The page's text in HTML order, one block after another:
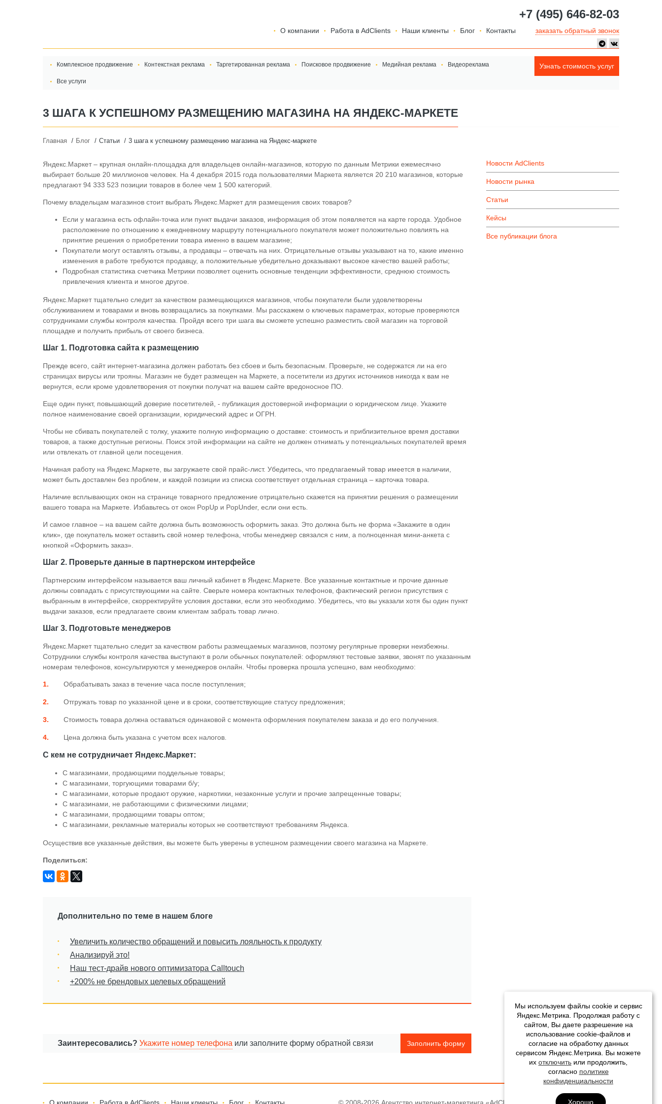
Мы используем файлы cookie и сервис
Яндекс.Метрика. Продолжая работу с
сайтом, Вы даете разрешение на
использование cookie-файлов и
согласие на обработку данных
сервисом Яндекс.Метрика. Вы можете
их отключить или продолжить,
согласно политике
конфиденциальности
Хорошо
+7 (495) 646-82-03
О компании Работа в AdClients Наши клиенты Блог Контакты заказать обратный звонок
Комплексное продвижение Контекстная реклама Таргетированная реклама Поисковое продвижение Медийная реклама Видеореклама
Все услуги
Узнать стоимость услуг
3 ШАГА К УСПЕШНОМУ РАЗМЕЩЕНИЮ МАГАЗИНА НА ЯНДЕКС-МАРКЕТЕ
Главная Блог Статьи 3 шага к успешному размещению магазина на Яндекс-маркете
Яндекс.Маркет – крупная онлайн-площадка для владельцев онлайн-магазинов, которую по данным Метрики ежемесячно
выбирает больше 20 миллионов человек. На 4 декабря 2015 года пользователями Маркета является 20 210 магазинов, которые
предлагают 94 333 523 позиции товаров в более чем 1 500 категорий.
Почему владельцам магазинов стоит выбрать Яндекс.Маркет для размещения своих товаров?
Если у магазина есть офлайн-точка или пункт выдачи заказов, информация об этом появляется на карте города. Удобное
расположение по отношению к ежедневному маршруту потенциального покупателя может положительно повлиять на
принятие решения о приобретении товара именно в вашем магазине;
Покупатели могут оставлять отзывы, а продавцы – отвечать на них. Отрицательные отзывы указывают на то, какие именно
изменения в работе требуются продавцу, а положительные убедительно доказывают высокое качество вашей работы;
Подробная статистика счетчика Метрики позволяет оценить основные тенденции эффективности, среднюю стоимость
привлечения клиента и многое другое.
Яндекс.Маркет тщательно следит за качеством размещающихся магазинов, чтобы покупатели были удовлетворены
обслуживанием и товарами и вновь возвращались за покупками. Мы расскажем о ключевых параметрах, которые проверяются
сотрудниками службы контроля качества. Пройдя всего три шага вы сможете успешно разместить свой магазин на торговой
площадке и получить прибыль от своего бизнеса.
Шаг 1. Подготовка сайта к размещению
Прежде всего, сайт интернет-магазина должен работать без сбоев и быть безопасным. Проверьте, не содержатся ли на его
страницах вирусы или трояны. Магазин не будет размещен на Маркете, а посетители из других источников никогда к вам не
вернутся, если кроме удовлетворения от покупки получат на вашем сайте вредоносное ПО.
Еще один пункт, повышающий доверие посетителей, - публикация достоверной информации о юридическом лице. Укажите
полное наименование своей организации, юридический адрес и ОГРН.
Чтобы не сбивать покупателей с толку, укажите полную информацию о доставке: стоимость и приблизительное время доставки
товаров, а также доступные регионы. Поиск этой информации на сайте не должен отнимать у потенциальных покупателей время
или отвлекать от главной цели посещения.
Начиная работу на Яндекс.Маркете, вы загружаете свой прайс-лист. Убедитесь, что предлагаемый товар имеется в наличии,
может быть доставлен без проблем, и каждой позиции из списка соответствует отдельная страница – карточка товара.
Наличие всплывающих окон на странице товарного предложение отрицательно скажется на принятии решения о размещении
вашего товара на Маркете. Избавьтесь от окон PopUp и PopUnder, если они есть.
И самое главное – на вашем сайте должна быть возможность оформить заказ. Это должна быть не форма «Закажите в один
клик», где покупатель может оставить свой номер телефона, чтобы менеджер связался с ним, а полноценная мини-анкета с
кнопкой «Оформить заказ».
Шаг 2. Проверьте данные в партнерском интерфейсе
Партнерским интерфейсом называется ваш личный кабинет в Яндекс.Маркете. Все указанные контактные и прочие данные
должны совпадать с присутствующими на сайте. Сверьте номера контактных телефонов, фактический регион присутствия с
выбранным в интерфейсе, скорректируйте условия доставки, если это необходимо. Убедитесь, что вы указали хотя бы один пункт
выдачи заказов, если предлагаете своим клиентам забрать товар лично.
Шаг 3. Подготовьте менеджеров
Яндекс.Маркет тщательно следит за качеством работы размещаемых магазинов, поэтому регулярные проверки неизбежны.
Сотрудники службы контроля качества выступают в роли обычных покупателей: оформляют тестовые заявки, звонят по указанным
номерам телефонов, консультируются у менеджеров онлайн. Чтобы проверка прошла успешно, вам необходимо:
Обрабатывать заказ в течение часа после поступления;
Отгружать товар по указанной цене и в сроки, соответствующие статусу предложения;
Стоимость товара должна оставаться одинаковой с момента оформления покупателем заказа и до его получения.
Цена должна быть указана с учетом всех налогов.
С кем не сотрудничает Яндекс.Маркет:
С магазинами, продающими поддельные товары;
С магазинами, торгующими товарами б/у;
С магазинами, которые продают оружие, наркотики, незаконные услуги и прочие запрещенные товары;
С магазинами, не работающими с физическими лицами;
С магазинами, продающими товары оптом;
С магазинами, рекламные материалы которых не соответствуют требованиям Яндекса.
Осуществив все указанные действия, вы можете быть уверены в успешном размещении своего магазина на Маркете.
Поделиться:
Дополнительно по теме в нашем блоге
Увеличить количество обращений и повысить лояльность к продукту
Анализируй это!
Наш тест-драйв нового оптимизатора Calltouch
+200% не брендовых целевых обращений
Заинтересовались? Укажите номер телефона или заполните форму обратной связи Заполнить форму
Новости AdClients
Новости рынка
Статьи
Кейсы
Все публикации блога
Документы